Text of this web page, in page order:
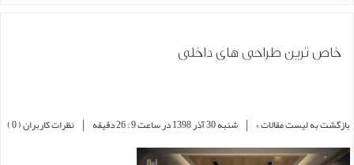
خاص ترین طراحی های داخلی
بازگشت به لیست مقالات » | شنبه 30 آذر 1398 در ساعت 9 : 26 دقیقه | نظرات کاربران ( 0 )